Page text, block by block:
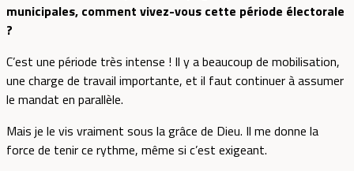
municipales, comment vivez-vous cette période électorale
?
C’est une période très intense ! Il y a beaucoup de mobilisation,
une charge de travail importante, et il faut continuer à assumer
le mandat en parallèle.
Mais je le vis vraiment sous la grâce de Dieu. Il me donne la
force de tenir ce rythme, même si c’est exigeant.